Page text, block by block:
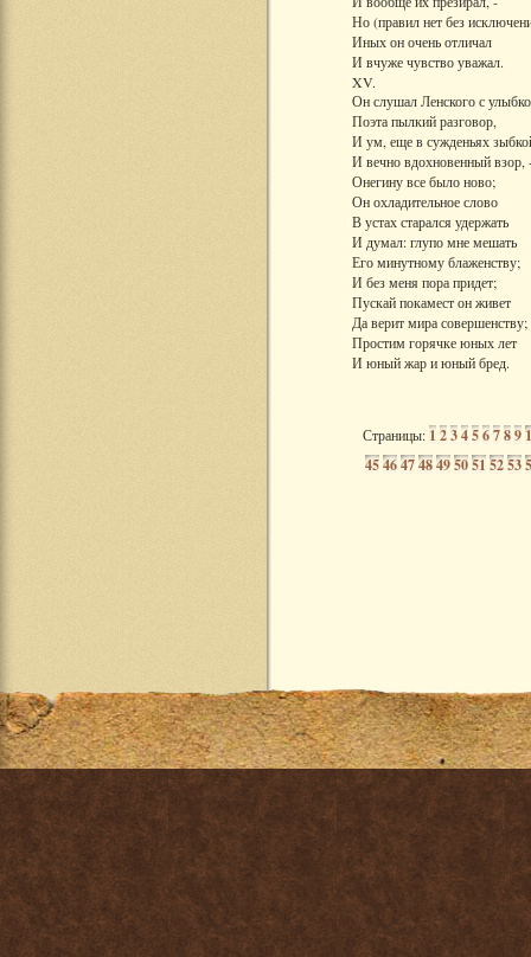
Но (правил нет без
Иных он очень отличал
И вчуже чувство уважал.
XV.
Он слушал Ленского с
Поэта пылкий разговор,
И ум, еще в сужденьях
И вечно вдохновенный взор,
Онегину все было ново;
Он охладительное слово
В устах старался удержать
И думал: глупо мне мешать
Его минутному блаженству;
И без меня пора придет;
Пускай покамест он живет
Да верит мира совершенству;
Простим горячке юных лет
И юный жар и юный бред.
Страницы:1 23456789
454647484950515253